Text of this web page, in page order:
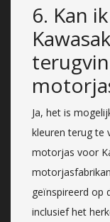
6. Kan
Ja, het is
kleuren terug te
motorjas voor
geïnspireerd op
inclusief het